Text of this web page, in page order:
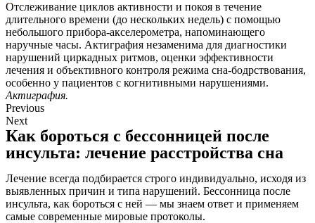
Отслеживание циклов активности и покоя в течение
длительного времени (до нескольких недель) с помощью
небольшого прибора-акселерометра, напоминающего
наручные часы. Актиграфия незаменима для диагностики
нарушений циркадных ритмов, оценки эффективности
лечения и объективного контроля режима сна-бодрствования,
особенно у пациентов с когнитивными нарушениями.
Актиграфия.
Previous
Next
Как бороться с бессонницей после
инсульта: лечение расстройства сна
Лечение всегда подбирается строго индивидуально, исходя из
выявленных причин и типа нарушений. Бессонница после
инсульта, как бороться с ней — мы знаем ответ и применяем
самые современные мировые протоколы.